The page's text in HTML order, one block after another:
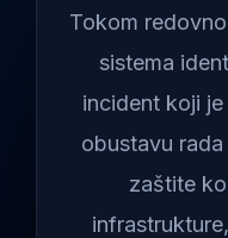
Tokom
sistema
incident koji
obustavu
zaštite